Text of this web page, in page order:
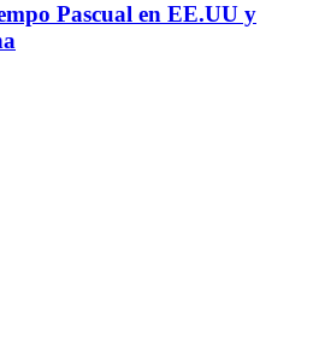
Pascual en EE.UU y